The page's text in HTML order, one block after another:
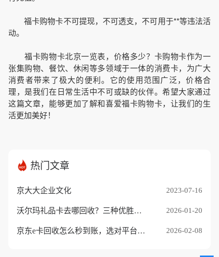
福卡购物卡不可提现，不可透支，不可用于**等违法活
动。
福卡购物卡北京一览表，价格多少？卡购物卡作为一
张集购物、餐饮、休闲等多领域于一体的消费卡，为广大
消费者带来了极大的便利。它的使用范围广泛，价格合
理，是我们在日常生活中不可或缺的伙伴。希望大家通过
这篇文章，能够更加了解和喜爱福卡购物卡，让我们的生
活更加美好！
热门文章
京大大企业文化 2023-07-16
沃尔玛礼品卡去哪回收？三种优胜途径推荐 2026-01-20
京东e卡回收怎么秒到账，选对平台是关键 2026-02-08